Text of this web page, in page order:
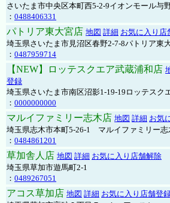
さいたま市中央区本町西5-2-9イオンモール与
： 0488406331
パトリア東大宮店 地図 詳細 お気に入り店
埼玉県さいたま市見沼区春野2-7-8パトリア東
： 0487959714
【NEW】ロッテスクエア武蔵浦和店
登録
埼玉県さいたま市南区沼影1-19-19ロッテスク
： 0000000000
マルイファミリー志木店 地図 詳細 お気
埼玉県志木市本町5-26-1 マルイファミリー志
： 0484861201
草加舎人店 地図 詳細 お気に入り店舗解除
埼玉県草加市遊馬町2-1
： 0489267051
アコス草加店 地図 詳細 お気に入り店舗登